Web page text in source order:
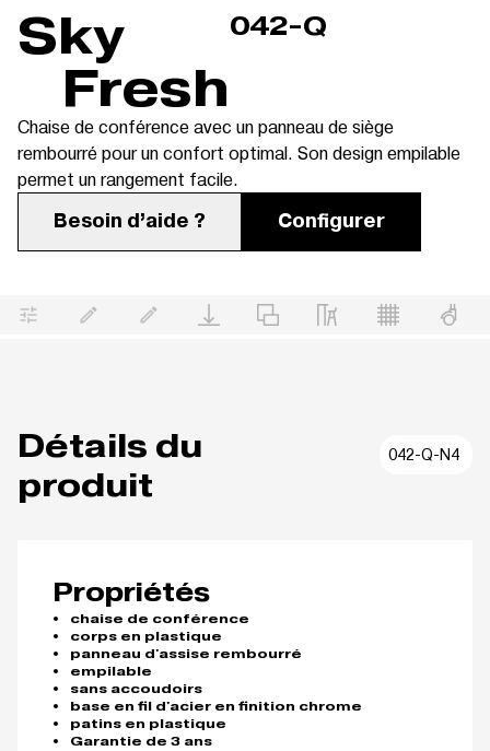
Sky
Fresh
042-Q
Chaise de conférence avec un panneau de siège
rembourré pour un confort optimal. Son design empilable
permet un rangement facile.
Besoin d’aide ? Configurer
Détails du
produit
042-Q-N4
Propriétés
chaise de conférence
corps en plastique
panneau d'assise rembourré
empilable
sans accoudoirs
base en fil d'acier en finition chrome
patins en plastique
Garantie de 3 ans